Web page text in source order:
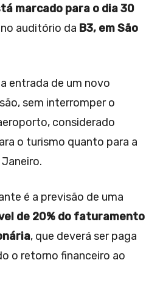
marcado para o dia 30
no auditório da B3, em São
entrada de um novo
sem interromper o
considerado
o turismo quanto para a
é a previsão de uma
de 20% do faturamento
, que deverá ser paga
o retorno financeiro ao